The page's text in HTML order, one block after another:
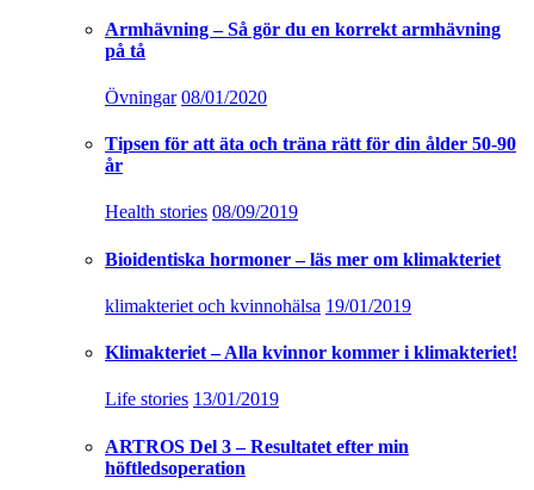
Armhävning – Så gör du en korrekt armhävning
på tå
Övningar 08/01/2020
Tipsen för att äta och träna rätt för din ålder 50-90
år
Health stories 08/09/2019
Bioidentiska hormoner – läs mer om klimakteriet
klimakteriet och kvinnohälsa 19/01/2019
Klimakteriet – Alla kvinnor kommer i klimakteriet!
Life stories 13/01/2019
ARTROS Del 3 – Resultatet efter min
höftledsoperation